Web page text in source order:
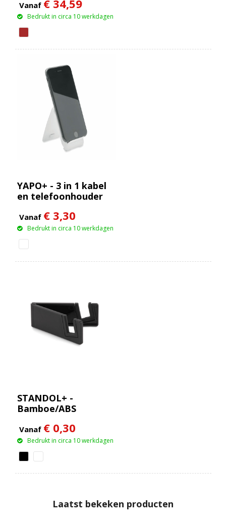
draadloze oplader van
10 W en oplichtend
logo
Vanaf € 34,59
Bedrukt in circa 10 werkdagen
YAPO+ - 3 in 1 kabel
en telefoonhouder
Vanaf € 3,30
Bedrukt in circa 10 werkdagen
STANDOL+ -
Bamboe/ABS
Vanaf € 0,30
Bedrukt in circa 10 werkdagen
Laatst bekeken producten